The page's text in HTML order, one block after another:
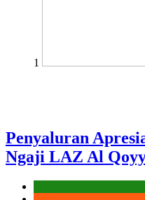
1
Penyaluran
Ngaji LAZ Al